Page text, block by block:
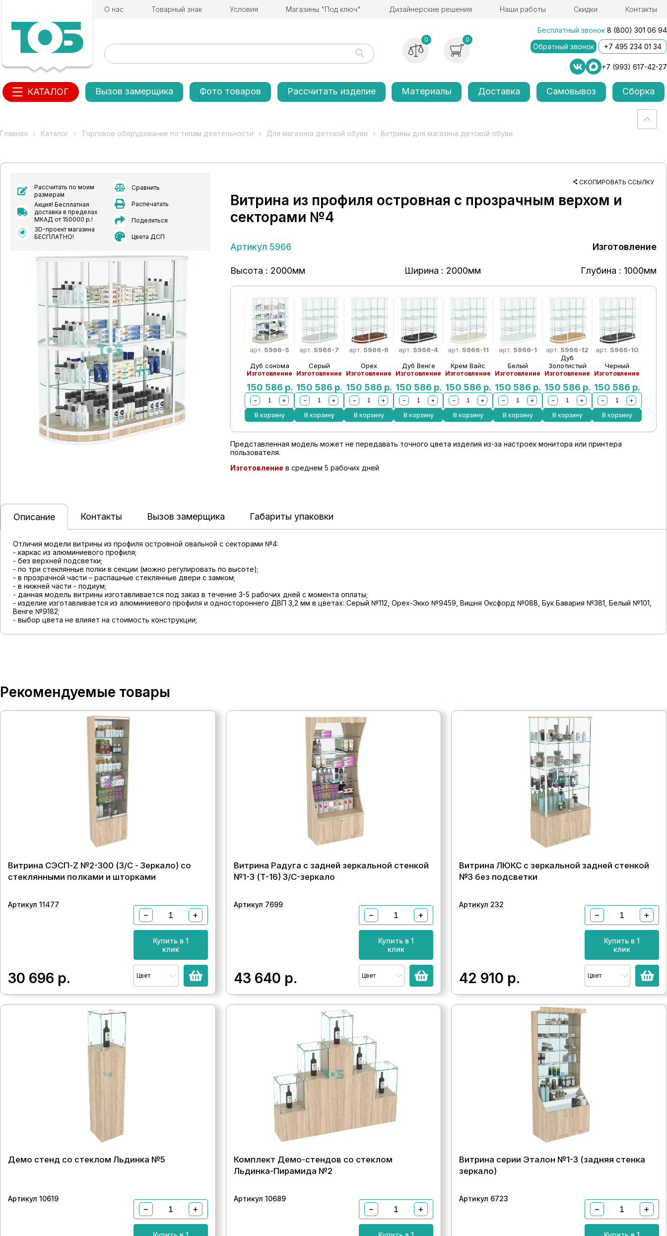
О нас Товарный знак Условия Магазины "Под ключ" Дизайнерские решения Наши работы Скидки Контакты
0 0
Бесплатный звонок 8 (800) 301 06 94
Обратный звонок
+7 495 234 01 34
+7 (993) 617-42-27
КАТАЛОГ Вызов замерщика Фото товаров Рассчитать изделие Материалы Доставка Самовывоз Сборка
Главная Каталог Торговое оборудование по типам деятельности Для магазина детской обуви Витрины для магазина детской обуви
Рассчитать по моим
размерам
Акция! Бесплатная
доставка в пределах
МКАД от 150000 р.!
3D-проект магазина
БЕСПЛАТНО!
Сравнить
Распечатать
Поделиться
Цвета ДСП
СКОПИРОВАТЬ ССЫЛКУ
Витрина из профиля островная с прозрачным верхом и
секторами №4
Артикул 5966 Изготовление
Высота : 2000мм Ширина : 2000мм Глубина : 1000мм
арт. 5966-5
Дуб сонома
Изготовление
150 586 р.
−
+
В корзину
арт. 5966-7
Серый
Изготовление
150 586 р.
−
+
В корзину
арт. 5966-6
Орех
Изготовление
150 586 р.
−
+
В корзину
арт. 5966-4
Дуб Венге
Изготовление
150 586 р.
−
+
В корзину
арт. 5966-11
Крем Вайс
Изготовление
150 586 р.
−
+
В корзину
арт. 5966-1
Белый
Изготовление
150 586 р.
−
+
В корзину
арт. 5966-12
Дуб
Золотистый
Изготовление
150 586 р.
−
+
В корзину
арт. 5966-10
Черный
Изготовление
150 586 р.
−
+
В корзину
Представленная модель может не передавать точного цвета изделия из-за настроек монитора или принтера
пользователя.
Изготовление в среднем 5 рабочих дней
Описание Контакты Вызов замерщика Габариты упаковки
Отличия модели витрины из профиля островной овальной с секторами №4:
- каркас из алюминиевого профиля;
- без верхней подсветки;
- по три стеклянные полки в секции (можно регулировать по высоте);
- в прозрачной части – распашные стеклянные двери с замком;
- в нижней части - подиум;
- данная модель витрины изготавливается под заказ в течение 3-5 рабочих дней с момента оплаты;
- изделие изготавливается из алюминиевого профиля и одностороннего ДВП 3,2 мм в цветах: Серый №112, Орех-Экко №9459, Вишня Оксфорд №088, Бук Бавария №381, Белый №101,
Венге №9182;
- выбор цвета не влияет на стоимость конструкции;
Рекомендуемые товары
Витрина СЭСП-Z №2-300 (З/C - Зеркало) со
стеклянными полками и шторками
Артикул 11477
30 696 р.
− +
Купить в 1
клик
Цвет
Витрина Радуга с задней зеркальной стенкой
№1-3 (Т-16) З/C-зеркало
Артикул 7699
43 640 р.
− +
Купить в 1
клик
Цвет
Витрина ЛЮКС с зеркальной задней стенкой
№3 без подсветки
Артикул 232
42 910 р.
− +
Купить в 1
клик
Цвет
Демо стенд со стеклом Льдинка №5
Артикул 10619
− +
Комплект Демо-стендов со стеклом
Льдинка-Пирамида №2
Артикул 10689
− +
Витрина серии Эталон №1-3 (задняя стенка
зеркало)
Артикул 6723
− +